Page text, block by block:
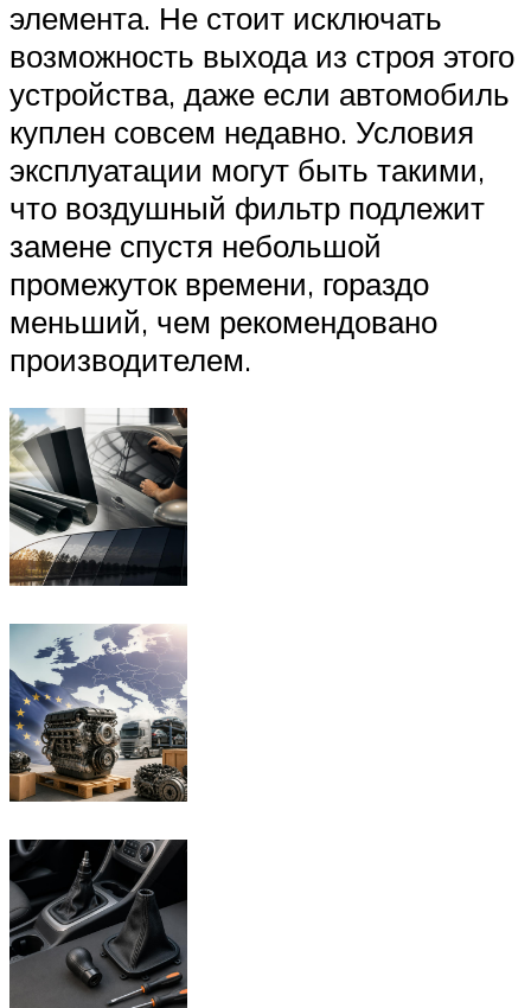
элемента. Не стоит исключать
возможность выхода из строя этого
устройства, даже если автомобиль
куплен совсем недавно. Условия
эксплуатации могут быть такими,
что воздушный фильтр подлежит
замене спустя небольшой
промежуток времени, гораздо
меньший, чем рекомендовано
производителем.